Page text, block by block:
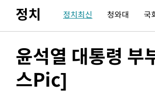
-23419초 전 >
"미 전국적 살모네라 식중독 원인
-21932초 전 >[속보]경찰·노동부, HL만도 평택
압수수색
-21568초 전 >[속보]원·달러 환율, 오전 9시
-21364초 전 >
[속보]삼성전자·SK하이닉스 동
-21350초 전 >[속보]코스닥, 5.95포인트
정치 정치최신 청와대 국
윤석열 대통령 부
스Pic]